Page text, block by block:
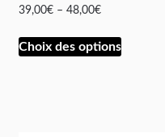
39,00€ – 48,00€
Choix des options